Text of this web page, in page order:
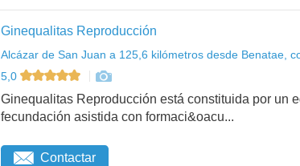
Ginequalitas Reproducción
Alcázar de San Juan a 125,6 kilómetros desde Benatae,
5,0
Ginequalitas Reproducción está constituida por un
fecundación asistida con formaci&oacu...
Contactar